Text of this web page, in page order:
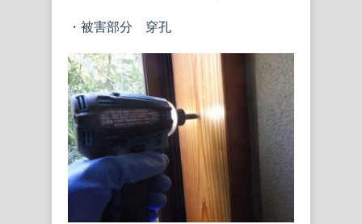
・被害部分 穿孔